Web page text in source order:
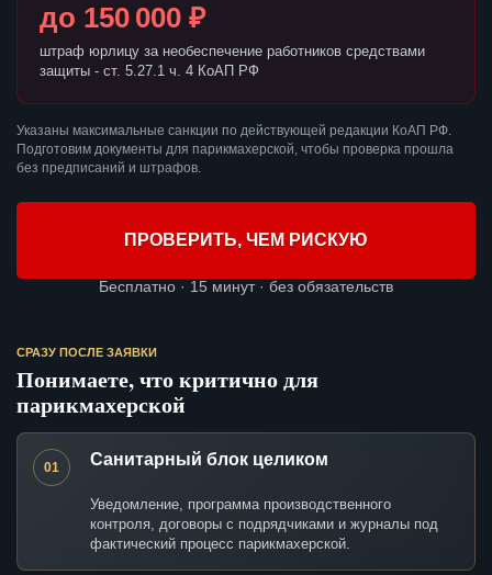
до 150 000 ₽
штраф юрлицу за необеспечение работников средствами
защиты - ст. 5.27.1 ч. 4 КоАП РФ
Указаны максимальные санкции по действующей редакции КоАП РФ.
Подготовим документы для парикмахерской, чтобы проверка прошла
без предписаний и штрафов.
ПРОВЕРИТЬ, ЧЕМ РИСКУЮ
Бесплатно · 15 минут · без обязательств
СРАЗУ ПОСЛЕ ЗАЯВКИ
Понимаете, что критично для
парикмахерской
01 Санитарный блок целиком
Уведомление, программа производственного
контроля, договоры с подрядчиками и журналы под
фактический процесс парикмахерской.